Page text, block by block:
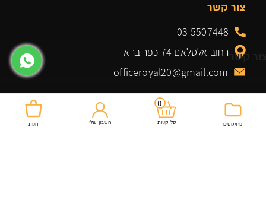
קשר
מוצרים שלנו
צור קשר
03-5507448
רחוב אלסלאם 74 כפר ברא
officeroyal20@gmail.com
פרויקטים
0
סל קניות חשבון שלי חנות